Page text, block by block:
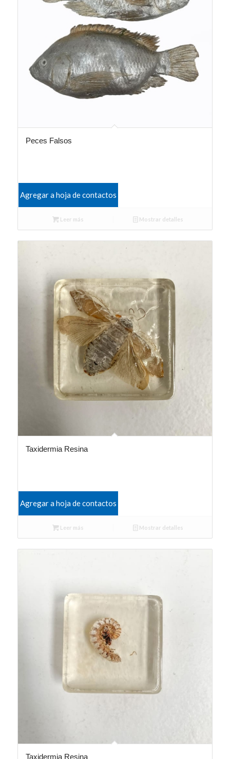
Peces Falsos
Agregar a hoja de contactos
Leer más Mostrar detalles
Taxidermia Resina
Agregar a hoja de contactos
Leer más Mostrar detalles
Taxidermia Resina